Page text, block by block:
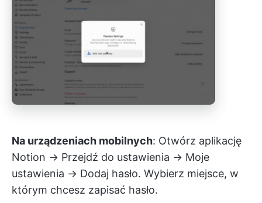
Na urządzeniach mobilnych: Otwórz aplikację
Notion → Przejdź do ustawienia → Moje
ustawienia → Dodaj hasło. Wybierz miejsce, w
którym chcesz zapisać hasło.